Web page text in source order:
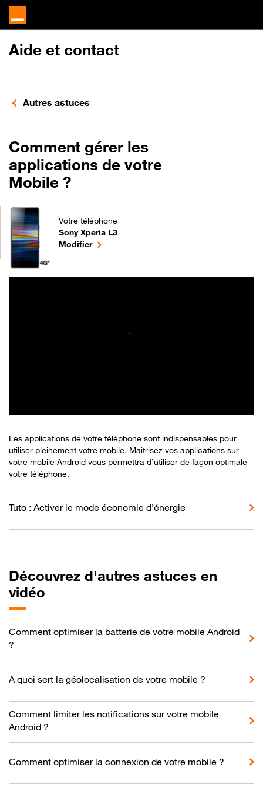
Aide et contact
Autres astuces
Comment gérer les
applications de votre
Mobile ?
Votre téléphone
Sony Xperia L3
Comment gérer les applications de votre Mobile ?
Modifierle téléphone sélectionné
Les applications de votre téléphone sont indispensables pour
utiliser pleinement votre mobile. Maitrisez vos applications sur
votre mobile Android vous permettra d’utiliser de façon optimale
votre téléphone.
Tuto : Activer le mode économie d’énergie
Découvrez d'autres astuces en
vidéo
Comment optimiser la batterie de votre mobile Android
?
A quoi sert la géolocalisation de votre mobile ?
Comment limiter les notifications sur votre mobile
Android ?
Comment optimiser la connexion de votre mobile ?